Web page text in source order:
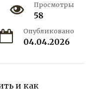
Просмотры
58
Опубликовано
04.04.2026